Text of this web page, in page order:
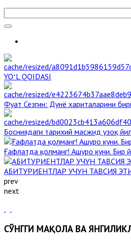
YOʻL QOIDASI
Фуат Сезгин: Дунё хариталарини
Босниядаги тарихий масжид узоқ
Ғафлатда қолманг! Ашуро куни. Бир
АБИТУРИЕНТЛАР УЧУН ТАВСИЯ
prev
next
СЎНГГИ МАҚОЛА ВА